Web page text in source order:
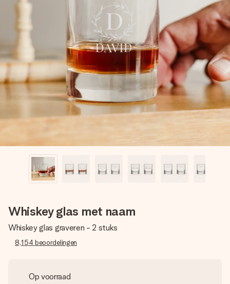
Gratis wenskaartje
Je maakt in een paar stappen iets unieks – met haar naam,
jullie foto of een boodschap die raakt. Zonder gedoe, maar
met alle aandacht voor het moment.
Whiskey glas met naam
Whiskey glas graveren - 2 stuks
8,154 beoordelingen
Op voorraad